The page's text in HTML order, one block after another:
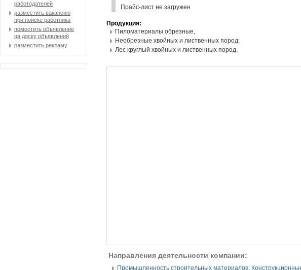
работодателей
разместить вакансию
при поиске работника
поместить объявление
на доску объявлений
разместить рекламу
Прайс-лист не загружен
Продукция:
Пиломатериалы обрезные,
Необрезные хвойных и лиственных пород;
Лес круглый хвойных и лиственных пород.
Направления деятельности компании:
Промышленность строительных материалов: